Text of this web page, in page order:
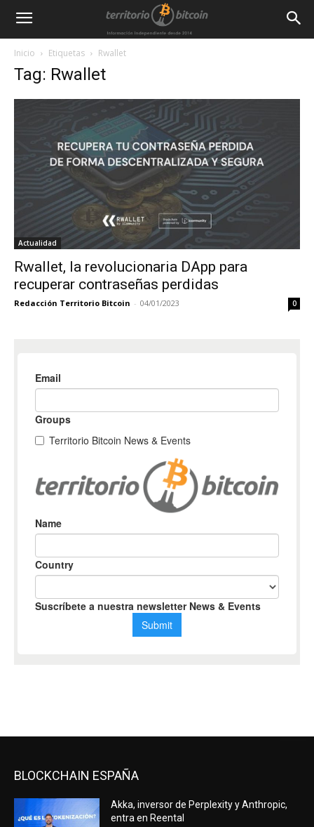
Inicio Etiquetas Rwallet
Tag: Rwallet
Actualidad
Rwallet, la revolucionaria DApp para
recuperar contraseñas perdidas
Redacción Territorio Bitcoin - 04/01/2023 0
BLOCKCHAIN ESPAÑA
Akka, inversor de Perplexity y Anthropic,
entra en Reental